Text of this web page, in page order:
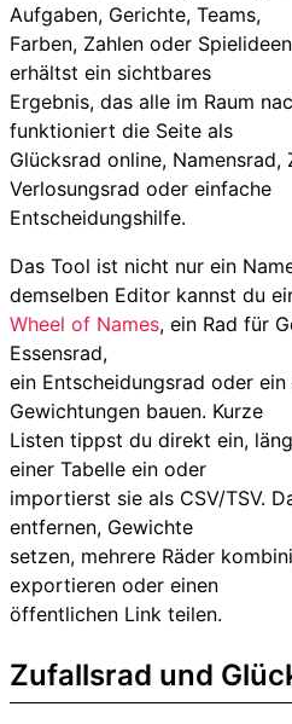
Aufgaben, Gerichte, Teams,
Farben, Zahlen oder
erhältst ein sichtbares
Ergebnis, das alle im Raum
funktioniert die Seite als
Glücksrad online, Namensrad,
Verlosungsrad oder einfache
Entscheidungshilfe.
Das Tool ist nicht nur ein
demselben Editor kannst du
Wheel of Names, ein Rad für
Essensrad,
ein Entscheidungsrad oder
Gewichtungen bauen. Kurze
Listen tippst du direkt ein,
einer Tabelle ein oder
importierst sie als CSV/TSV.
entfernen, Gewichte
setzen, mehrere Räder
exportieren oder einen
öffentlichen Link teilen.
Zufallsrad und